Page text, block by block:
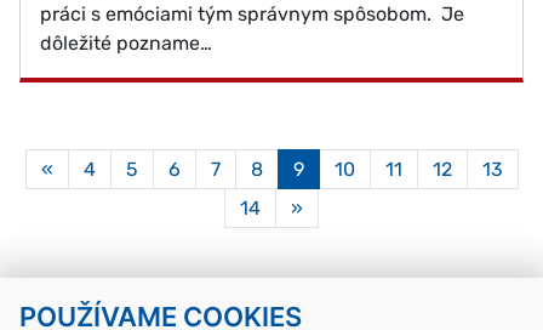
POUŽÍVAME COOKIES
práci s emóciami tým správnym spôsobom. Je
dôležité pozname…
« 4 5 6 7 8 9Aktuálna
stránka
10 11 12
13
14
»